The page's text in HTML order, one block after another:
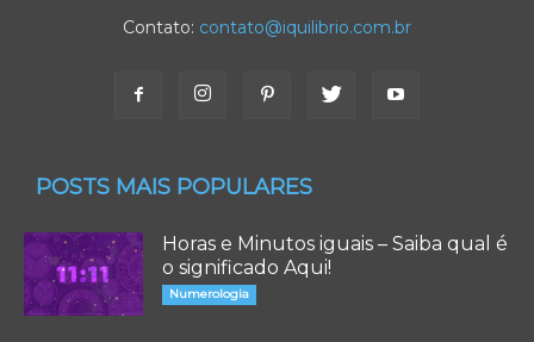
Contato: contato@iquilibrio.com.br
POSTS MAIS POPULARES
Horas e Minutos iguais – Saiba qual é
o significado Aqui!
Numerologia